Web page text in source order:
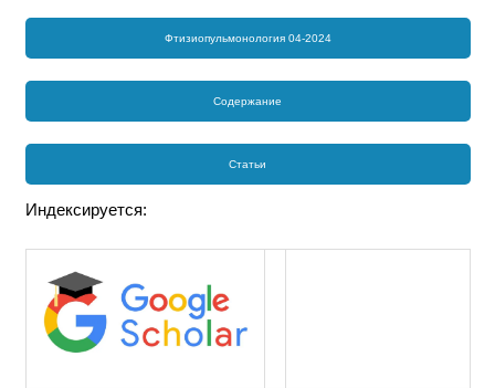
Фтизиопульмонология 04-2024
Содержание
Статьи
Индексируется: